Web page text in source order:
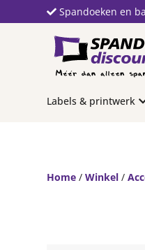
Spandoeken en
Labels & printwerk
Home /Winkel /